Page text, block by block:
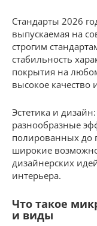
Стандарты 2026
выпускаемая на
строгим
стабильность
покрытия на
высокое качество
Эстетика и
разнообразные
полированных до
широкие
дизайнерских
интерьера.
Что такое
и виды